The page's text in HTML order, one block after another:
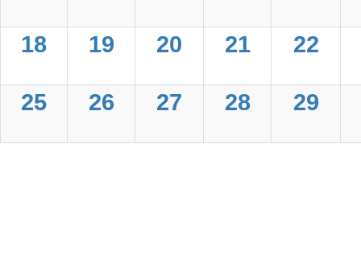
18 19 20 21 22
25 26 27 28 29